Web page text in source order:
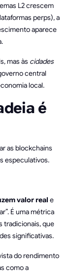
L2 crescem
perps), a
aparece
mas às cidades
central
local.
é
as blockchains
especulativos.
valor real e
É uma métrica
tradicionais, que
significativas.
do rendimento
como a